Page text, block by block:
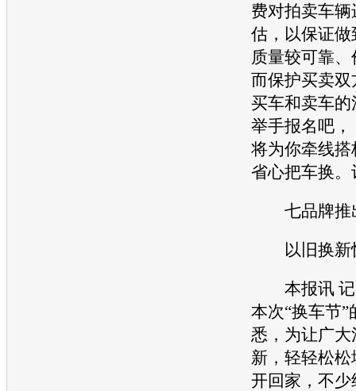
费对拍卖车
估，以保证
质量较可靠
而保护买卖
买车和卖车的
举手报名吧
将为你牵线
省心把车换。
七品牌推
以旧换新
本报讯 记
本次“换车节
悉，为让广
新，轻轻松松
开回家，不